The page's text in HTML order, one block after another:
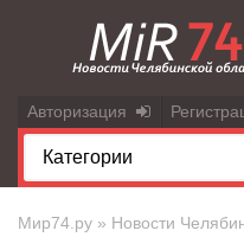
Авторизация
Мир74.ру » Новости